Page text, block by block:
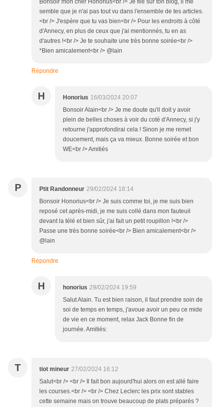
Bonsoir mon cher Honorius<br /> Je file sur ton blog, il me
semble que je n'ai pas tout vu dans l'ensemble de tes articles.
<br /> J'espère que tu vas bien<br /> Pour les endroits à côté
d'Annecy, en plus de ceux que j'ai mentionnés, tu en as
d'autres !<br /> Je te souhaite une très bonne soirée<br />
*Bien amicalement<br /> @lain
Répondre
H Honorius 16/03/2024 20:07
Bonsoir Alain<br /> Je me doute qu'il doit y avoir
plein de belles choses à voir du coté d'Annecy, si j'y
retourne j'approfondirai cela ! Sinon je me remet
doucement, mais ça va mieux. Bonne soirée et bon
WE<br /> Amitiés
P Ptit Randonneur 29/02/2024 18:14
Bonsoir Honorius<br /> Je suis comme toi, je me suis bien
reposé cet après-midi, je me suis collé dans mon fauteuil
devant la télé et bien sûr, j'ai fait un petit roupillon !<br />
Passe une très bonne soirée<br /> Bien amicalement<br />
@lain
Répondre
H honorius 29/02/2024 19:59
Salut Alain. Tu est bien raison, il faut prendre soin de
soi de temps en temps, j'avoue avoir un peu ce mide
de vie en ce moment, relax Jack Bonne fin de
journée. Amitiés:
T tiot mineur 27/02/2024 16:12
Salut<br /> <br /> Il fait bon aujourd'hui alors on est allé faire
les courses.<br /> <br /> Chez Leclerc les prix sont stables
cette semaine mais on trouve beaucoup de plats préparés ?